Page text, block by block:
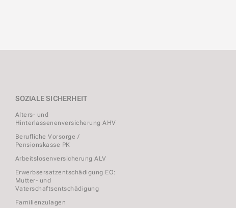
SOZIALE SICHERHEIT
Alters- und
Hinterlassenenversicherung AHV
Berufliche Vorsorge /
Pensionskasse PK
Arbeitslosenversicherung ALV
Erwerbsersatzentschädigung EO:
Mutter- und
Vaterschaftsentschädigung
Familienzulagen